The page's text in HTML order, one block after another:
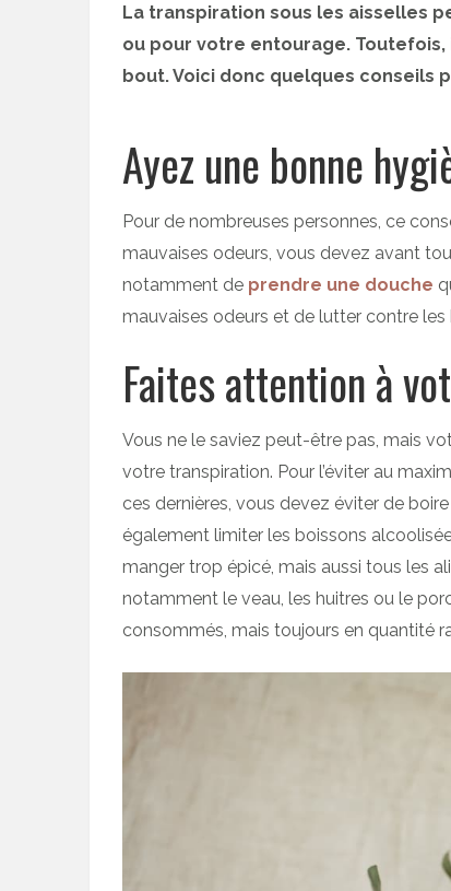
La transpiration sous les aisselles
ou pour votre entourage.
bout. Voici donc quelques conseils
Ayez une bonne
Pour de nombreuses personnes, ce
mauvaises odeurs, vous devez avant
notamment de prendre une douche
mauvaises odeurs et de lutter contre
Faites attention à
Vous ne le saviez peut-être pas, mais
votre transpiration. Pour l’éviter au
ces dernières, vous devez éviter de
également limiter les boissons
manger trop épicé, mais aussi tous les
notamment le veau, les huitres ou le
consommés, mais toujours en quantité